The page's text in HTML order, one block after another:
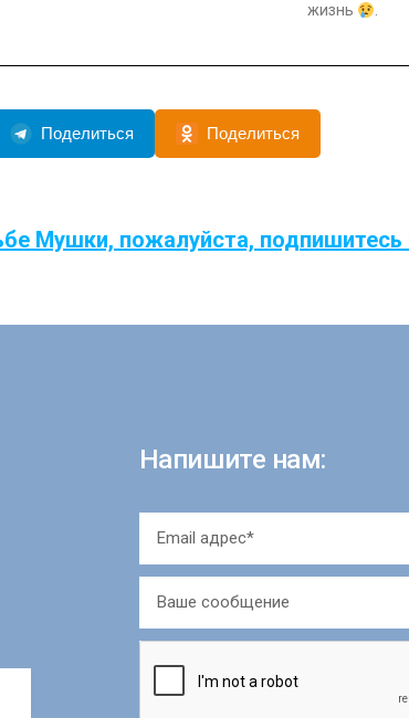
жизнь
Поделиться Поделиться
Мушки, пожалуйста, подпишитесь
Напишите нам: